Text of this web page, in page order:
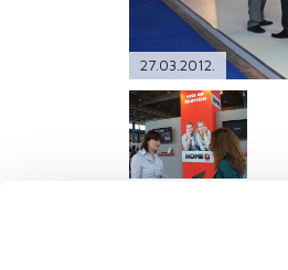
27.03.2012.